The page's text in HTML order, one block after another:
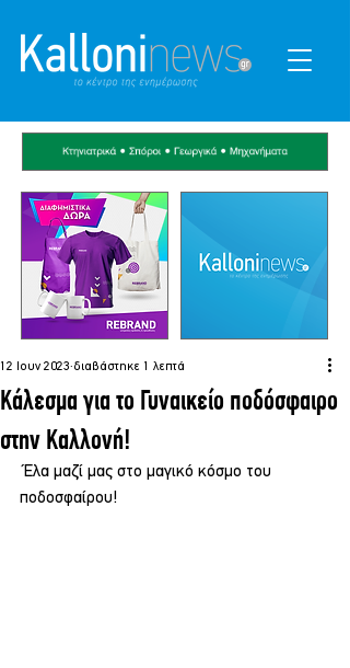
Κάλεσμα για το Γυναικείο ποδόσφαιρο
στην Καλλονή!
12 Ιουν 2023 διαβάστηκε 1 λεπτά
Έλα μαζί μας στο μαγικό κόσμο του
ποδοσφαίρου!